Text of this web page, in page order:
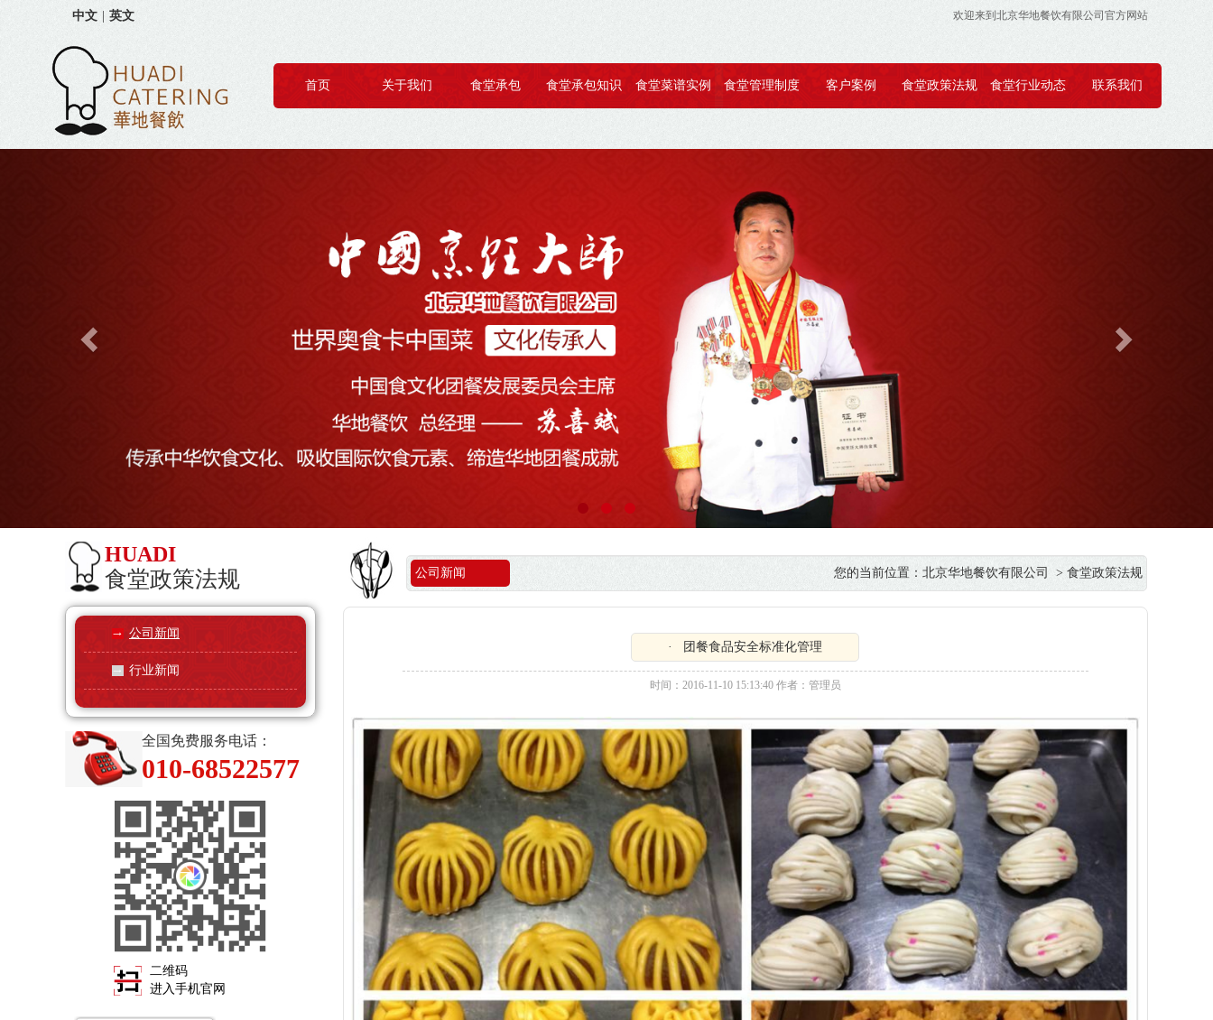
欢迎来到北京华地餐饮有限公司官方网站
中文 英文
首页 关于我们 食堂承包 食堂承包知识 食堂菜谱实例 食堂管理制度 客户案例 食堂政策法规 食堂行业动态 联系我们
HUADI
食堂政策法规
公司新闻
行业新闻
全国免费服务电话：
010-68522577
二维码
进入手机官网
公司新闻 您的当前位置： 北京华地餐饮有限公司 > 食堂政策法规
· 团餐食品安全标准化管理
时间：2016-11-10 15:13:40 作者：管理员